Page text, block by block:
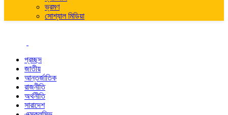
ভ্রমণ
সোশ্যাল মিডিয়া
প্রচ্ছদ
জাতীয়
আন্তর্জাতিক
রাজনীতি
অর্থনীতি
সারাদেশ